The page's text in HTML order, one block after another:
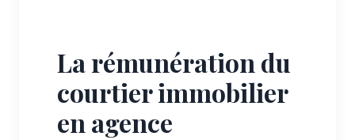
La rémunération du
courtier immobilier
en agence